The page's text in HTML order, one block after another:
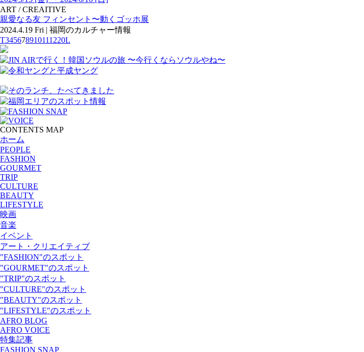
ART / CREAITIVE
親愛なる友 フィンセント〜動くゴッホ展
2024.4.19 Fri | 福岡のカルチャー情報
T345678910111220L
CONTENTS MAP
ホーム
PEOPLE
FASHION
GOURMET
TRIP
CULTURE
BEAUTY
LIFESTYLE
映画
音楽
イベント
アート・クリエイティブ
"FASHION"のスポット
"GOURMET"のスポット
"TRIP"のスポット
"CULTURE"のスポット
"BEAUTY"のスポット
"LIFESTYLE"のスポット
AFRO BLOG
AFRO VOICE
特集記事
FASHION SNAP